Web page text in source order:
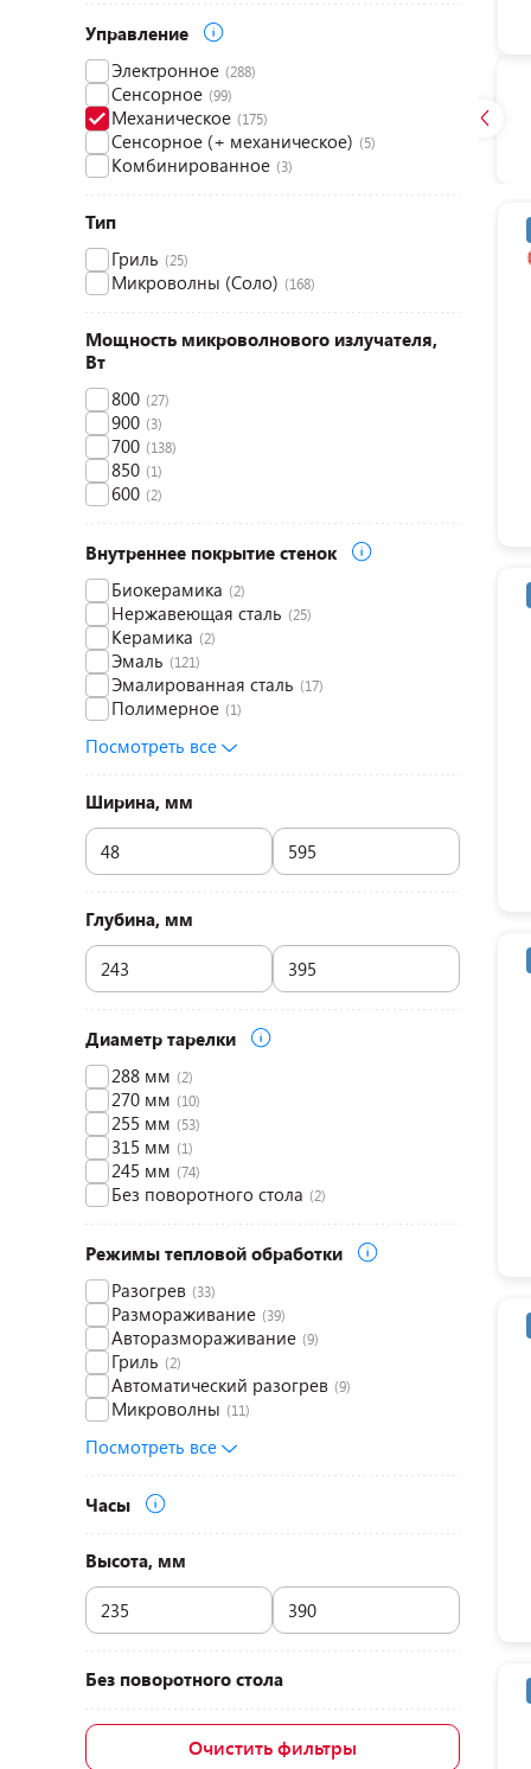
Управление
Электронное (288)
Сенсорное (99)
Механическое (175)
Cенсорное (+ механическое) (5)
Комбинированное (3)
Тип
Гриль (25)
Микроволны (Соло) (168)
Мощность микроволнового излучателя,
Вт
800 (27)
900 (3)
700 (138)
850 (1)
600 (2)
Внутреннее покрытие стенок
Биокерамика (2)
Нержавеющая сталь (25)
Керамика (2)
Эмаль (121)
Эмалированная сталь (17)
Полимерное (1)
Посмотреть все
Ширина, мм
Глубина, мм
Диаметр тарелки
288 мм (2)
270 мм (10)
255 мм (53)
315 мм (1)
245 мм (74)
Без поворотного стола (2)
Режимы тепловой обработки
Разогрев (33)
Размораживание (39)
Авторазмораживание (9)
Гриль (2)
Автоматический разогрев (9)
Микроволны (11)
Посмотреть все
Часы
Высота, мм
Без поворотного стола
Очистить фильтры